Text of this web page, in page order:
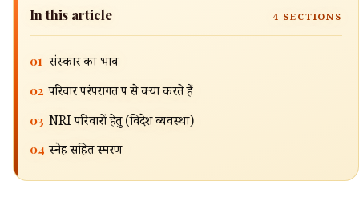
In this article 4 SECTIONS
01 संस्कार का भाव
02 परिवार परंपरागत रूप से क्या करते हैं
03 NRI परिवारों हेतु (विदेश व्यवस्था)
04 स्नेह सहित स्मरण